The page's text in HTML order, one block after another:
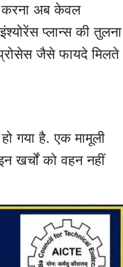
करना अब केवल
प्लान्स की तुलना
जैसे फायदे मिलते
गया है. एक मामूली
खर्चों को वहन नहीं